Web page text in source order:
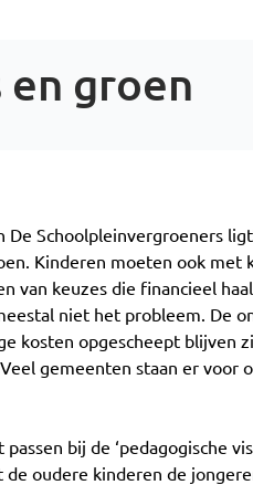
groen
Schoolpleinvergroeners
Kinderen moeten ook met
keuzes die financieel
niet het probleem. De
kosten opgescheept blijven
gemeenten staan er voor
bij de ‘pedagogische
oudere kinderen de